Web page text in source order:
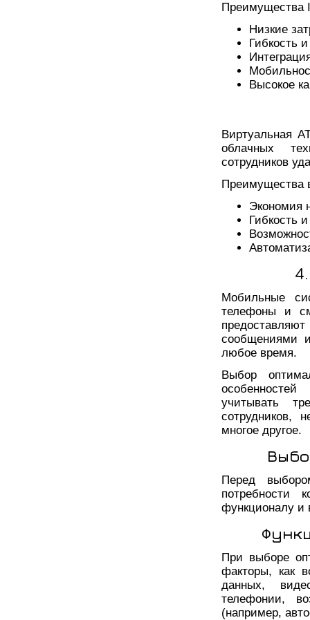
Преимущества
Низкие
Гибкость
Высокое
Виртуальная
облачных
сотрудников
Преимущества
Экономия
Гибкость
Мобильные
телефоны и
сообщениями
любое время.
Выбор
учитывать
сотрудников,
многое другое.
Перед
потребности
функционалу и
При выборе
факторы, как
данных,
телефонии,
(например,